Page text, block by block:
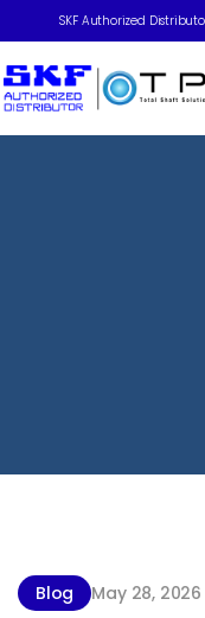
SKF Authorized
เปรียบเทียบ SKF
PRO
Blog May 28, 2026